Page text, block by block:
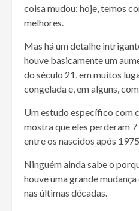
coisa mudou: hoje, temos
melhores.
Mas há um detalhe
houve basicamente um
do século 21, em muitos
congelada e, em alguns,
Um estudo específico com
mostra que eles perderam
entre os nascidos após 1975.
Ninguém ainda sabe o
houve uma grande
nas últimas décadas.